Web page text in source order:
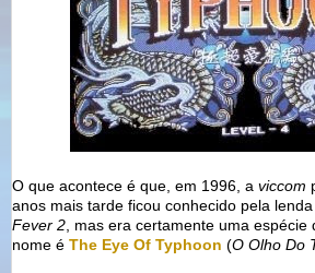
O que acontece é que, em 1996, a viccom
anos mais tarde ficou conhecido pela
Fever 2 , mas era certamente uma espécie
nome é The Eye Of Typhoon (O Olho Do